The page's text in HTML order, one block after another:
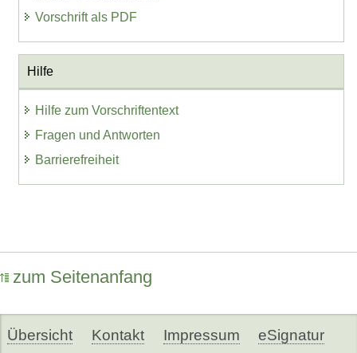
Vorschrift als PDF
Hilfe
Hilfe zum Vorschriftentext
Fragen und Antworten
Barrierefreiheit
zum Seitenanfang
Übersicht Kontakt Impressum eSignatur